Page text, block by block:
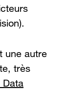
une autre
très
Data